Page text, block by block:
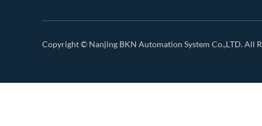
Copyright © Nanjing BKN Automation System Co.,LTD.All